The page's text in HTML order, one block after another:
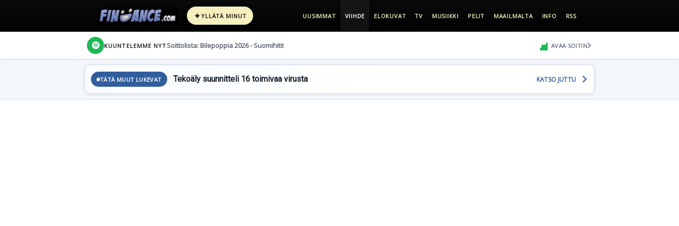
✦YLLÄTÄ MINUT UUSIMMAT VIIHDE ELOKUVAT TV MUSIIKKI PELIT MAAILMALTA INFO RSS
KUUNTELEMME NYT Soittolista: Bilepoppia 2026 - Suomihitit AVAA SOITIN
TÄTÄ MUUT LUKEVAT Tekoäly suunnitteli 16 toimivaa virusta KATSO JUTTU